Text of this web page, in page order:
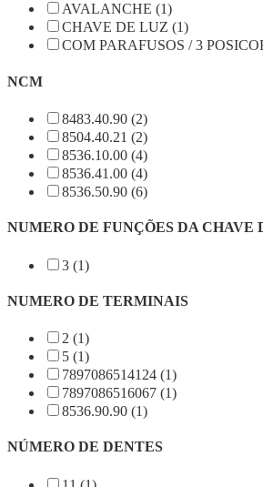
AVALANCHE (1)
CHAVE DE LUZ (1)
COM PARAFUSOS / 3
NCM
8483.40.90 (2)
8504.40.21 (2)
8536.10.00 (4)
8536.41.00 (4)
8536.50.90 (6)
NUMERO DE FUNÇÕES DA CHAVE
3 (1)
NUMERO DE TERMINAIS
2 (1)
5 (1)
7897086514124 (1)
7897086516067 (1)
8536.90.90 (1)
NÚMERO DE DENTES